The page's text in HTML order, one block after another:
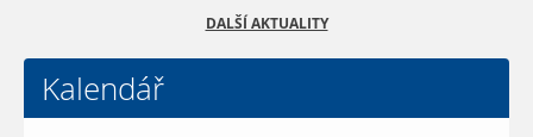
DALŠÍ AKTUALITY
Kalendář